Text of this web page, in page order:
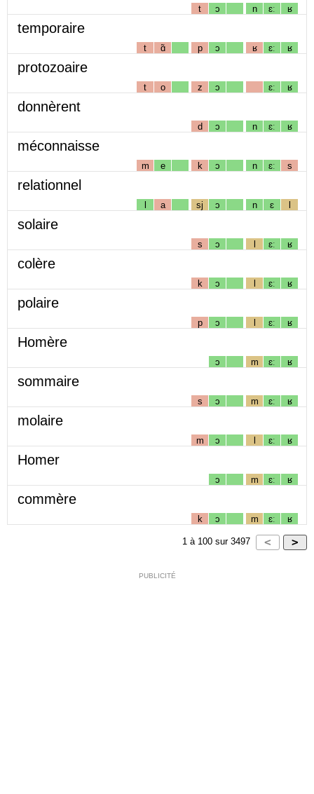
t ɔ n ɛː ʁ
temporaire
t ɑ̃ p ɔ ʁ ɛː ʁ
protozoaire
t o z ɔ ɛː ʁ
donnèrent
d ɔ n ɛː ʁ
méconnaisse
m e k ɔ n ɛː s
relationnel
l a sj ɔ n ɛ l
solaire
s ɔ l ɛː ʁ
colère
k ɔ l ɛː ʁ
polaire
p ɔ l ɛː ʁ
Homère
ɔ m ɛː ʁ
sommaire
s ɔ m ɛː ʁ
molaire
m ɔ l ɛː ʁ
Homer
ɔ m ɛː ʁ
commère
k ɔ m ɛː ʁ
1 à 100 sur 3497
PUBLICITÉ